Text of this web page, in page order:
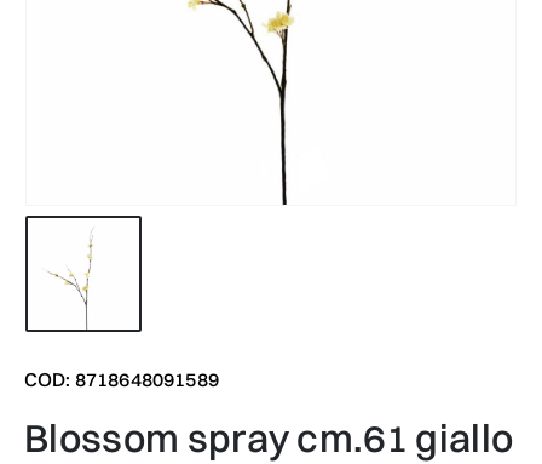
COD: 8718648091589
blossom spray cm.61 giallo